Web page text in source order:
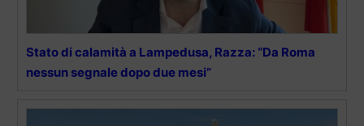
Stato di calamità a Lampedusa, Razza: “Da Roma
nessun segnale dopo due mesi”